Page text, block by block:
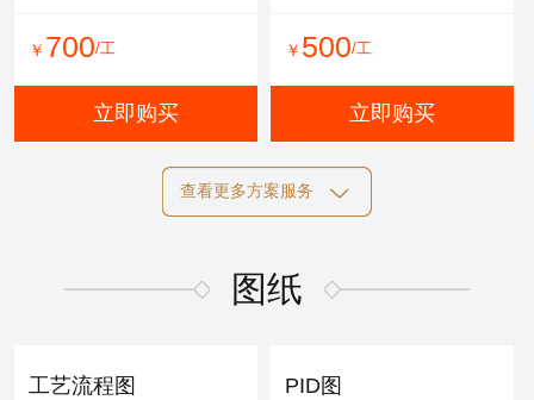
设备清洗
适用于玻璃钢，污水池体清
洁，过滤罐、一体化设备等
定期清洗优惠
立即购买
￥ 700/工
立即购买
￥ 500/工
立即购买
服务承诺：包修改
标书制作
文件编写
服务内容：
查看更多方案服务
图纸
工艺流程图 PID图